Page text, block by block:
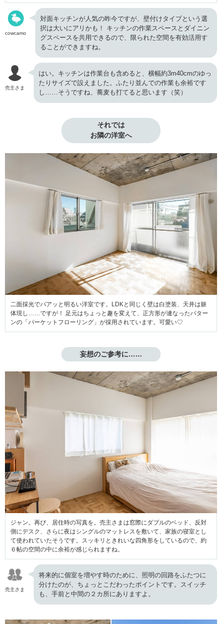
cowcamo
対面キッチンが人気の昨今ですが、壁付けタイプという選
択は大いにアリかも！ キッチンの作業スペースとダイニン
グスペースを共用できるので、限られた空間を有効活用す
ることができますね。
売主さま
はい。キッチンは作業台も含めると、横幅約3m40cmのゆっ
たりサイズで設えました。ふたり並んでの作業も余裕です
し……そうですね、蕎麦も打てると思います（笑）
それでは
お隣の洋室へ
二面採光でパアッと明るい洋室です。LDKと同じく壁は白塗装、天井は躯
体現し……ですが！ 足元はちょっと趣を変えて、正方形が連なったパター
ンの「パーケットフローリング」が採用されています。可愛い♡
妄想のご参考に……
ジャン。再び、居住時の写真を。売主さまは窓際にダブルのベッド、反対
側にデスク、さらに夜はシングルのマットレスを敷いて、家族の寝室とし
て使われていたそうです。スッキリときれいな四角形をしているので、約
６帖の空間の中に余裕が感じられますね。
売主さま
将来的に個室を増やす時のために、照明の回路をふたつに
分けたのが、ちょっとこだわったポイントです。スイッチ
も、手前と中間の２カ所にありますよ。